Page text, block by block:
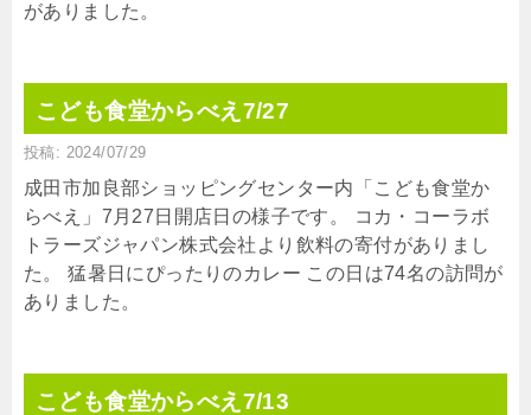
がありました。
こども食堂からべえ7/27
投稿: 2024/07/29
成田市加良部ショッピングセンター内「こども食堂か
らべえ」7月27日開店日の様子です。 コカ・コーラボ
トラーズジャパン株式会社より飲料の寄付がありまし
た。 猛暑日にぴったりのカレー この日は74名の訪問が
ありました。
こども食堂からべえ7/13